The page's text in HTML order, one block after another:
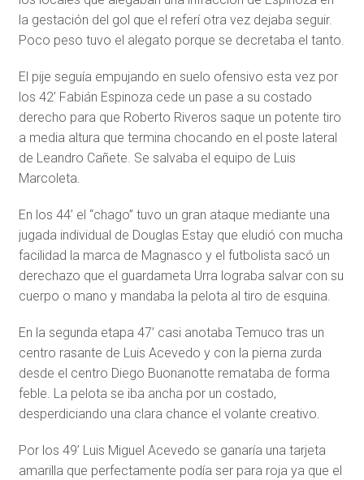
la gestación del gol que el referí otra vez dejaba seguir.
Poco peso tuvo el alegato porque se decretaba el tanto.
El pije seguía empujando en suelo ofensivo esta vez por
los 42’ Fabián Espinoza cede un pase a su costado
derecho para que Roberto Riveros saque un potente tiro
a media altura que termina chocando en el poste lateral
de Leandro Cañete. Se salvaba el equipo de Luis
Marcoleta.
En los 44’ el “chago” tuvo un gran ataque mediante una
jugada individual de Douglas Estay que eludió con mucha
facilidad la marca de Magnasco y el futbolista sacó un
derechazo que el guardameta Urra lograba salvar con su
cuerpo o mano y mandaba la pelota al tiro de esquina.
En la segunda etapa 47’ casi anotaba Temuco tras un
centro rasante de Luis Acevedo y con la pierna zurda
desde el centro Diego Buonanotte remataba de forma
feble. La pelota se iba ancha por un costado,
desperdiciando una clara chance el volante creativo.
Por los 49’ Luis Miguel Acevedo se ganaría una tarjeta
amarilla que perfectamente podía ser para roja ya que el